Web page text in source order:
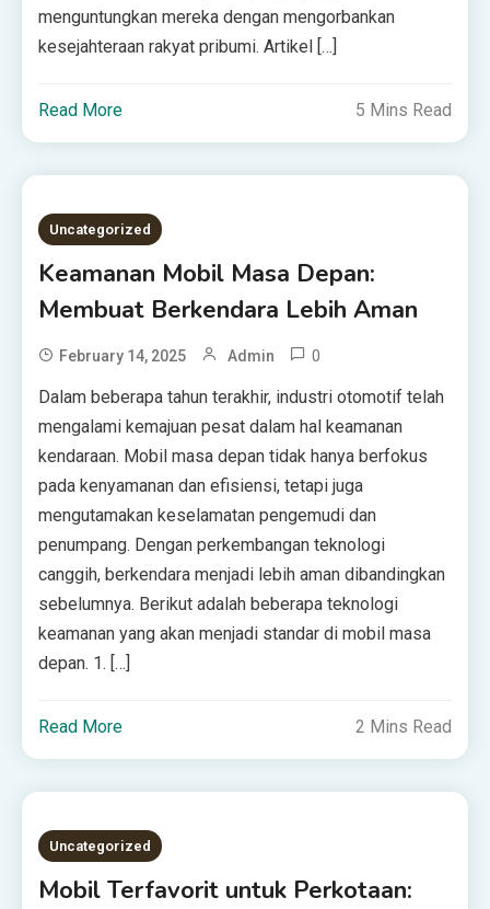
menguntungkan mereka dengan mengorbankan
kesejahteraan rakyat pribumi. Artikel […]
Read More 5 Mins Read
Uncategorized
Keamanan Mobil Masa Depan:
Membuat Berkendara Lebih Aman
February 14, 2025 Admin 0
Dalam beberapa tahun terakhir, industri otomotif telah
mengalami kemajuan pesat dalam hal keamanan
kendaraan. Mobil masa depan tidak hanya berfokus
pada kenyamanan dan efisiensi, tetapi juga
mengutamakan keselamatan pengemudi dan
penumpang. Dengan perkembangan teknologi
canggih, berkendara menjadi lebih aman dibandingkan
sebelumnya. Berikut adalah beberapa teknologi
keamanan yang akan menjadi standar di mobil masa
depan. 1. […]
Read More 2 Mins Read
Uncategorized
Mobil Terfavorit untuk Perkotaan: